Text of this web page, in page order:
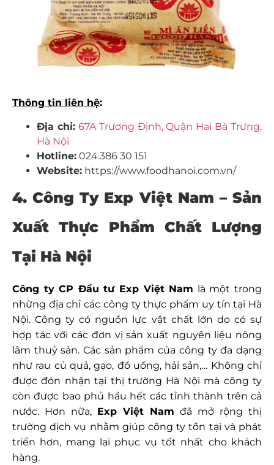
Thông tin liên hệ:
Địa chỉ:67A Trương Định, Quận Hai Bà Trưng,
Hà Nội
Hotline: 024.386 30 151
Website: https://www.foodhanoi.com.vn/
4. Công Ty Exp Việt Nam – Sản
XuấtThực Phẩm Chất Lượng
Tại Hà Nội
Công ty CP Đầu tư Exp Việt Nam là một trong
những địa chỉ các công ty thực phẩm uy tín tại Hà
Nội. Công ty có nguồn lực vật chất lớn do có sự
hợp tác với các đơn vị sản xuất nguyên liệu nông
lâm thuỷ sản. Các sản phẩm của công ty đa dạng
như rau củ quả, gạo, đồ uống, hải sản,… Không chỉ
được đón nhận tại thị trường Hà Nội mà công ty
còn được bao phủ hầu hết các tỉnh thành trên cả
nước. Hơn nữa, Exp Việt Nam đã mở rộng thị
trường dịch vụ nhằm giúp công ty tồn tại và phát
triển hơn, mang lại phục vụ tốt nhất cho khách
hàng.